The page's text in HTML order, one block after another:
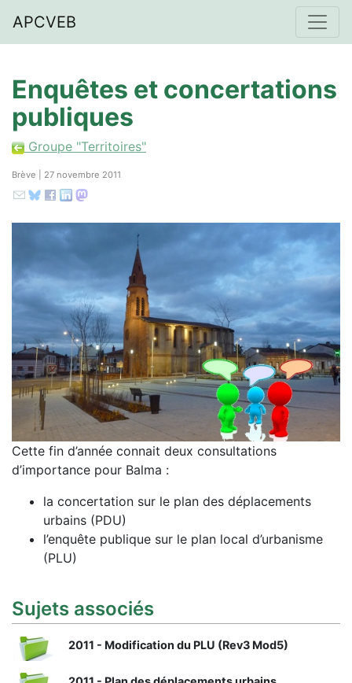
APCVEB
Enquêtes et concertations
publiques
Groupe "Territoires"
Brève | 27 novembre 2011
Cette fin d’année connait deux consultations
d’importance pour Balma :
la concertation sur le plan des déplacements
urbains (PDU)
l’enquête publique sur le plan local d’urbanisme
(PLU)
Sujets associés
2011 - Modification du PLU (Rev3 Mod5)